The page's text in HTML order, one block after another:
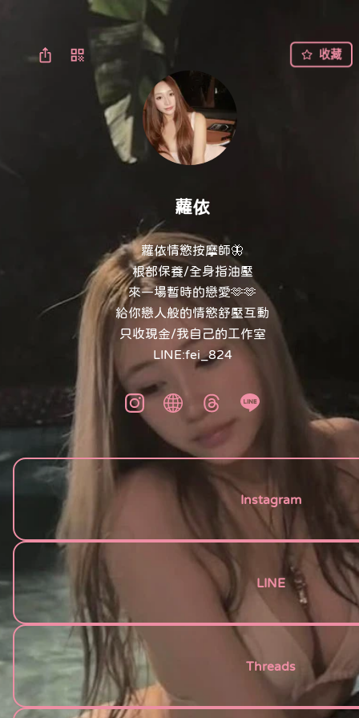
蘿依
蘿依情慾按摩師🦋
根部保養/全身指油壓
來一場暫時的戀愛🫶🫶
給你戀人般的情慾舒壓互動
只收現金/我自己的工作室
LINE:fei_824
收藏
Instagram
LINE
Threads